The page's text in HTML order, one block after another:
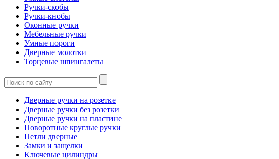
Ручки-скобы
Ручки-кнобы
Оконные ручки
Мебельные ручки
Умные пороги
Дверные молотки
Торцевые шпингалеты
Дверные ручки на розетке
Дверные ручки без розетки
Дверные ручки на пластине
Поворотные круглые ручки
Петли дверные
Замки и защелки
Ключевые цилиндры